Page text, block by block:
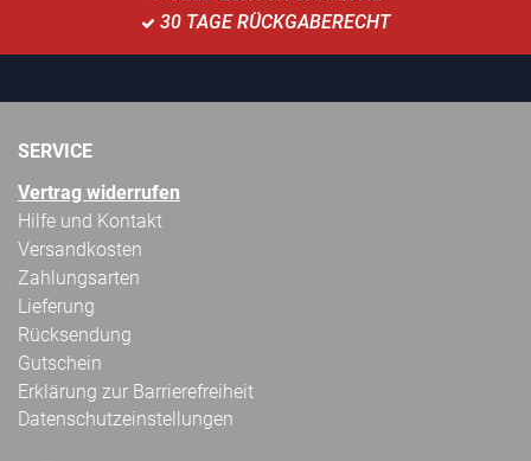
30 TAGE RÜCKGABERECHT
SERVICE
Vertrag widerrufen
Hilfe und Kontakt
Versandkosten
Zahlungsarten
Lieferung
Rücksendung
Gutschein
Erklärung zur Barrierefreiheit
Datenschutzeinstellungen